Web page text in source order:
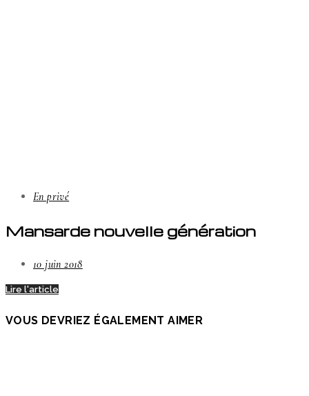
En privé
Mansarde nouvelle génération
10 juin 2018
Lire l'article
VOUS DEVRIEZ ÉGALEMENT AIMER